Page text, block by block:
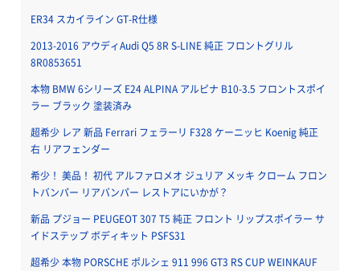
ER34 スカイライン GT-R仕様
2013-2016 アウディAudi Q5 8R S-LINE 純正 フロントグリル
8R0853651
本物 BMW 6シリーズ E24 ALPINA アルピナ B10-3.5 フロントスポイ
ラー ブラック 塗装済み
超希少 レア 新品 Ferrari フェラーリ F328 ケーニッヒ Koenig 純正
右 リアフェンダー
希少！ 美品！ 初代 アルファロメオ ジュリア メッキ クローム フロン
トバンパー リアバンパー レストアにいかが？
新品 プジョー PEUGEOT 307 T5 純正 フロント リップスポイラー サ
イドステップ ボディキット PSFS31
超希少 本物 PORSCHE ポルシェ 911 996 GT3 RS CUP WEINKAUF